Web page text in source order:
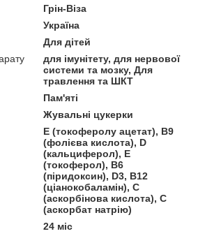
Грін-Віза
Україна
Для дітей
для імунітету, для нервової
системи та мозку, Для
травлення та ШКТ
Пам'яті
Жувальні цукерки
Е (токоферолу ацетат), В9
(фолієва кислота), D
(кальциферол), Е
(токоферол), В6
(піридоксин), D3, В12
(ціанокобаламін), С
(аскорбінова кислота), С
(аскорбат натрію)
24 міс